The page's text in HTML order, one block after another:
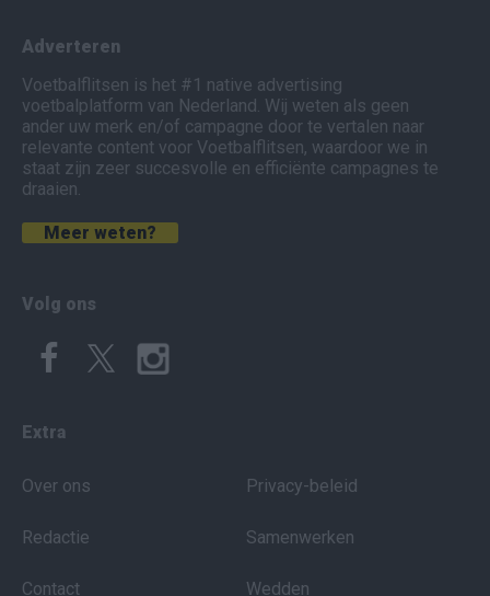
Adverteren
Voetbalflitsen is het #1 native advertising
voetbalplatform van Nederland. Wij weten als geen
ander uw merk en/of campagne door te vertalen naar
relevante content voor Voetbalflitsen, waardoor we in
staat zijn zeer succesvolle en efficiënte campagnes te
draaien.
Meer weten?
Volg ons
Extra
Over ons
Redactie
Contact
Privacy-beleid
Samenwerken
Wedden